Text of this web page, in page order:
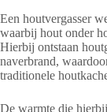
Een houtvergasser
waarbij hout onder
Hierbij ontstaan
naverbrand,
traditionele
De warmte die